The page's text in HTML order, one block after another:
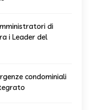
di
i Leader del
condominiali